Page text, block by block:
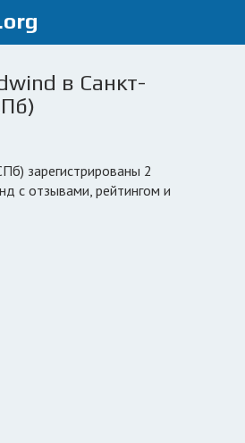
в Санкт-
с отзывами, рейтингом и